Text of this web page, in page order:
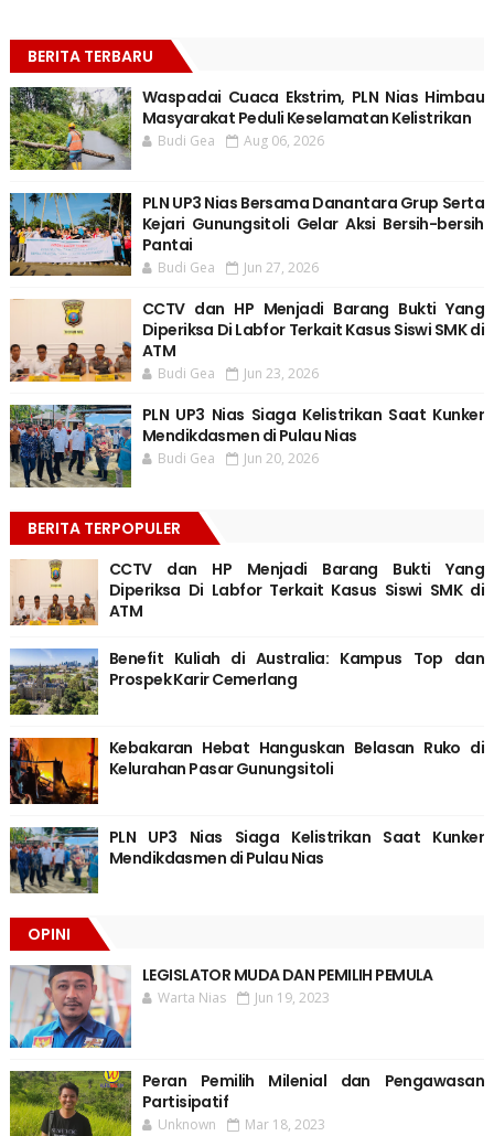
BERITA TERBARU
Waspadai Cuaca Ekstrim, PLN Nias Himbau
Masyarakat Peduli Keselamatan Kelistrikan
Budi Gea Aug 06, 2026
PLN UP3 Nias Bersama Danantara Grup Serta
Kejari Gunungsitoli Gelar Aksi Bersih-bersih
Pantai
Budi Gea Jun 27, 2026
CCTV dan HP Menjadi Barang Bukti Yang
Diperiksa Di Labfor Terkait Kasus Siswi SMK di
ATM
Budi Gea Jun 23, 2026
PLN UP3 Nias Siaga Kelistrikan Saat Kunker
Mendikdasmen di Pulau Nias
Budi Gea Jun 20, 2026
BERITA TERPOPULER
CCTV dan HP Menjadi Barang Bukti Yang
Diperiksa Di Labfor Terkait Kasus Siswi SMK di
ATM
Benefit Kuliah di Australia: Kampus Top dan
Prospek Karir Cemerlang
Kebakaran Hebat Hanguskan Belasan Ruko di
Kelurahan Pasar Gunungsitoli
PLN UP3 Nias Siaga Kelistrikan Saat Kunker
Mendikdasmen di Pulau Nias
OPINI
LEGISLATOR MUDA DAN PEMILIH PEMULA
Warta Nias Jun 19, 2023
Peran Pemilih Milenial dan Pengawasan
Partisipatif
Unknown Mar 18, 2023